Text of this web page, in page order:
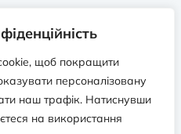
щоб покращити
персоналізовану
наш трафік. Натиснувши
на використання